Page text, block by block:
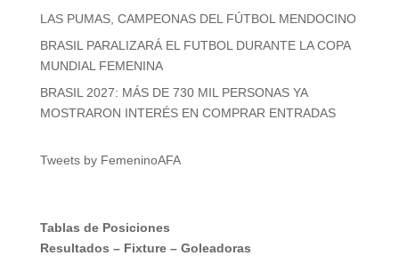
LAS PUMAS, CAMPEONAS DEL FÚTBOL MENDOCINO
BRASIL PARALIZARÁ EL FUTBOL DURANTE LA COPA
MUNDIAL FEMENINA
BRASIL 2027: MÁS DE 730 MIL PERSONAS YA
MOSTRARON INTERÉS EN COMPRAR ENTRADAS
Tweets by FemeninoAFA
Tablas de Posiciones
Resultados – Fixture– Goleadoras